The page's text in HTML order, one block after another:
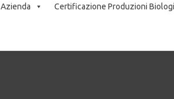
Azienda Certificazione Produzioni